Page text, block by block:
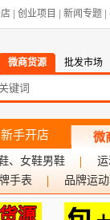
创业项目 新闻专题
微商货源 批发市场
新手开店 微
、女鞋男鞋
手表 品牌运